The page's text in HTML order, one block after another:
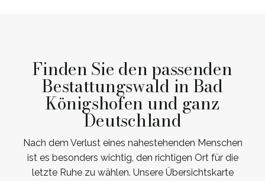
Finden Sie den passenden
Bestattungswald in Bad
Königshofen und ganz
Deutschland
Nach dem Verlust eines nahestehenden Menschen
ist es besonders wichtig, den richtigen Ort für die
letzte Ruhe zu wählen. Unsere Übersichtskarte